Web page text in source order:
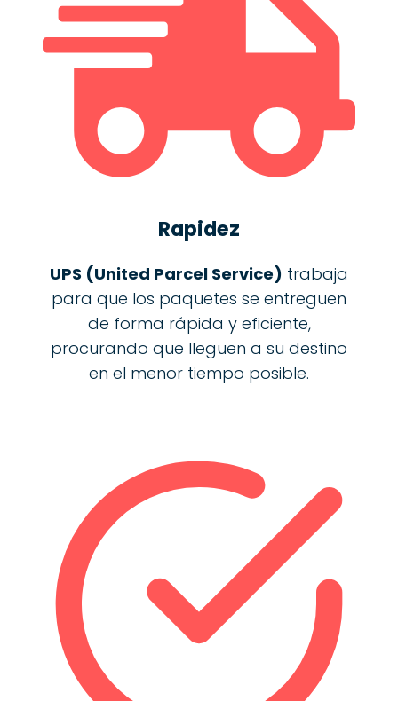
Rapidez
UPS (United Parcel Service) trabaja
para que los paquetes se entreguen
de forma rápida y eficiente,
procurando que lleguen a su destino
en el menor tiempo posible.